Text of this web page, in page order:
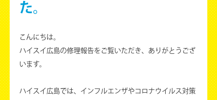
た。
こんにちは。
ハイスイ広島の修理報告をご覧いただき、ありがとうござ
います。
ハイスイ広島では、インフルエンザやコロナウイルス対策